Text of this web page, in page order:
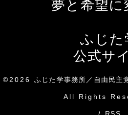
夢と希望に
ふじた
公式サ
©2026ふじた学事務所／自由民主
All Rights